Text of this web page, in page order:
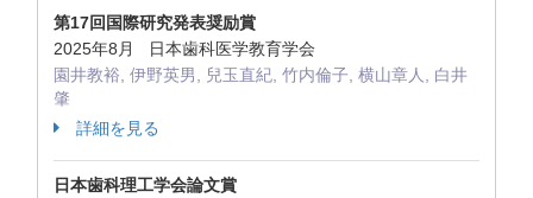
第17回国際研究発表奨励賞
2025年8月 日本歯科医学教育学会
園井教裕, 伊野英男, 兒玉直紀, 竹内倫子, 横山章人, 白井
肇
詳細を見る
日本歯科理工学会論文賞